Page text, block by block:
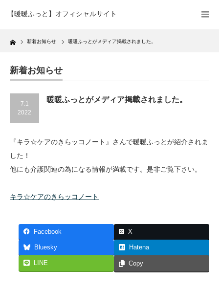
【暖暖ふっと】オフィシャルサイト
Home 新着お知らせ 暖暖ふっとがメディア掲載されました。
新着お知らせ
7.1
2022
暖暖ふっとがメディア掲載されました。
『キラ☆ケアのきらッコノート』さんで暖暖ふっとが紹介されま
した！
他にも介護関連の為になる情報が満載です。是非ご覧下さい。
キラ☆ケアのきらッコノート
Facebook X
Bluesky Hatena
LINE Copy